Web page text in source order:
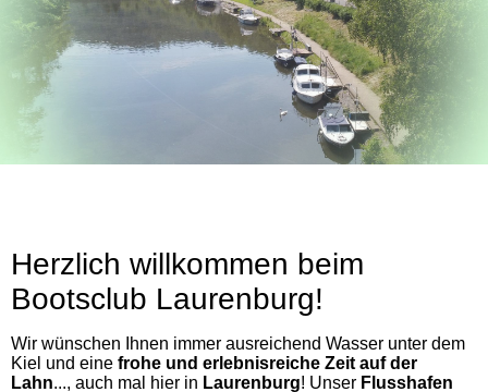
Herzlich willkommen beim
Bootsclub Laurenburg!
Wir wünschen Ihnen immer ausreichend Wasser unter dem
Kiel und eine frohe und erlebnisreiche Zeit auf der
Lahn..., auch mal hier in Laurenburg! Unser Flusshafen